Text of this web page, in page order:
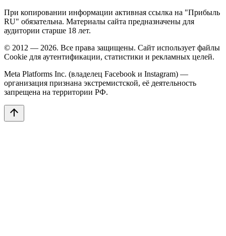
При копировании информации активная ссылка на "Прибыль
RU" обязательна. Материалы сайта предназначены для
аудитории старше 18 лет.
© 2012 — 2026. Все права защищены. Сайт использует файлы
Cookie для аутентификации, статистики и рекламных целей.
Meta Platforms Inc. (владелец Facebook и Instagram) —
организация признана экстремистской, её деятельность
запрещена на территории РФ.
arrow_upward